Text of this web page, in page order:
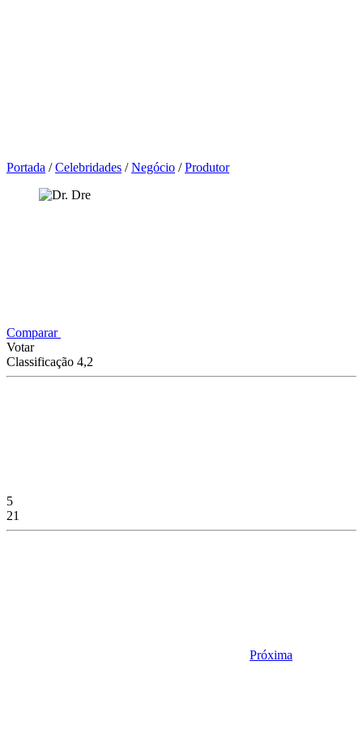
Portada /Celebridades /Negócio /Produtor
Comparar
Votar
Classificação 4,2
5
21
Próxima